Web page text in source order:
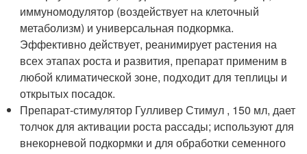
иммуномодулятор (воздействует на клеточный
метаболизм) и универсальная подкормка.
Эффективно действует, реанимирует растения на
всех этапах роста и развития, препарат применим в
любой климатической зоне, подходит для теплицы и
открытых посадок.
Препарат-стимулятор Гулливер Стимул , 150 мл, дает
толчок для активации роста рассады; используют для
внекорневой подкормки и для обработки семенного